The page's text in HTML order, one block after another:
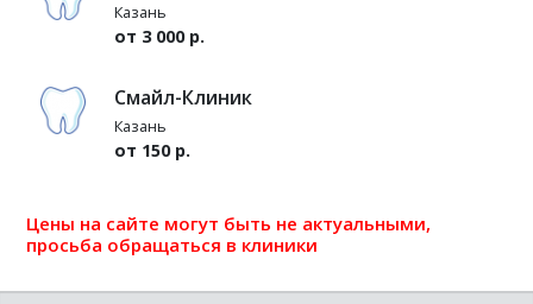
Казань
от 3 000 р.
Смайл-Клиник
Казань
от 150 р.
Цены на сайте могут быть не актуальными,
просьба обращаться в клиники